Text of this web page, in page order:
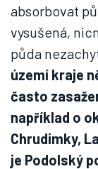
absorbovat
vysušená,
půda
území kraje
často
například o
Chrudimky,
je Podolský